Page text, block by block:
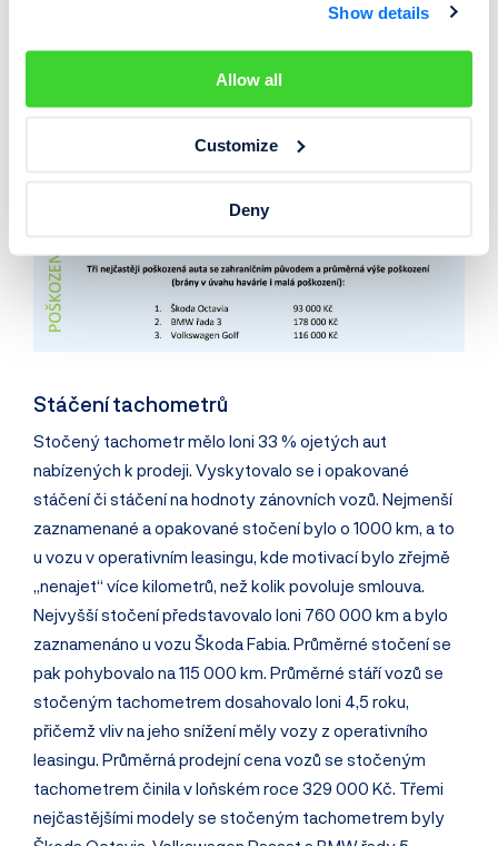
Show details
Allow all
Customize
Deny
tuzemských. Podíl zahraničních ojetých vozů
dovezených do České republiky, které podle pojišťoven
vykazovaly větší poškození či havárii, činil 34 %.
Stáčení tachometrů
Stočený tachometr mělo loni 33 % ojetých aut
nabízených k prodeji. Vyskytovalo se i opakované
stáčení či stáčení na hodnoty zánovních vozů. Nejmenší
zaznamenané a opakované stočení bylo o 1000 km, a to
u vozu v operativním leasingu, kde motivací bylo zřejmě
„nenajet“ více kilometrů, než kolik povoluje smlouva.
Nejvyšší stočení představovalo loni 760 000 km a bylo
zaznamenáno u vozu Škoda Fabia. Průměrné stočení se
pak pohybovalo na 115 000 km. Průměrné stáří vozů se
stočeným tachometrem dosahovalo loni 4,5 roku,
přičemž vliv na jeho snížení měly vozy z operativního
leasingu. Průměrná prodejní cena vozů se stočeným
tachometrem činila v loňském roce 329 000 Kč. Třemi
nejčastějšími modely se stočeným tachometrem byly